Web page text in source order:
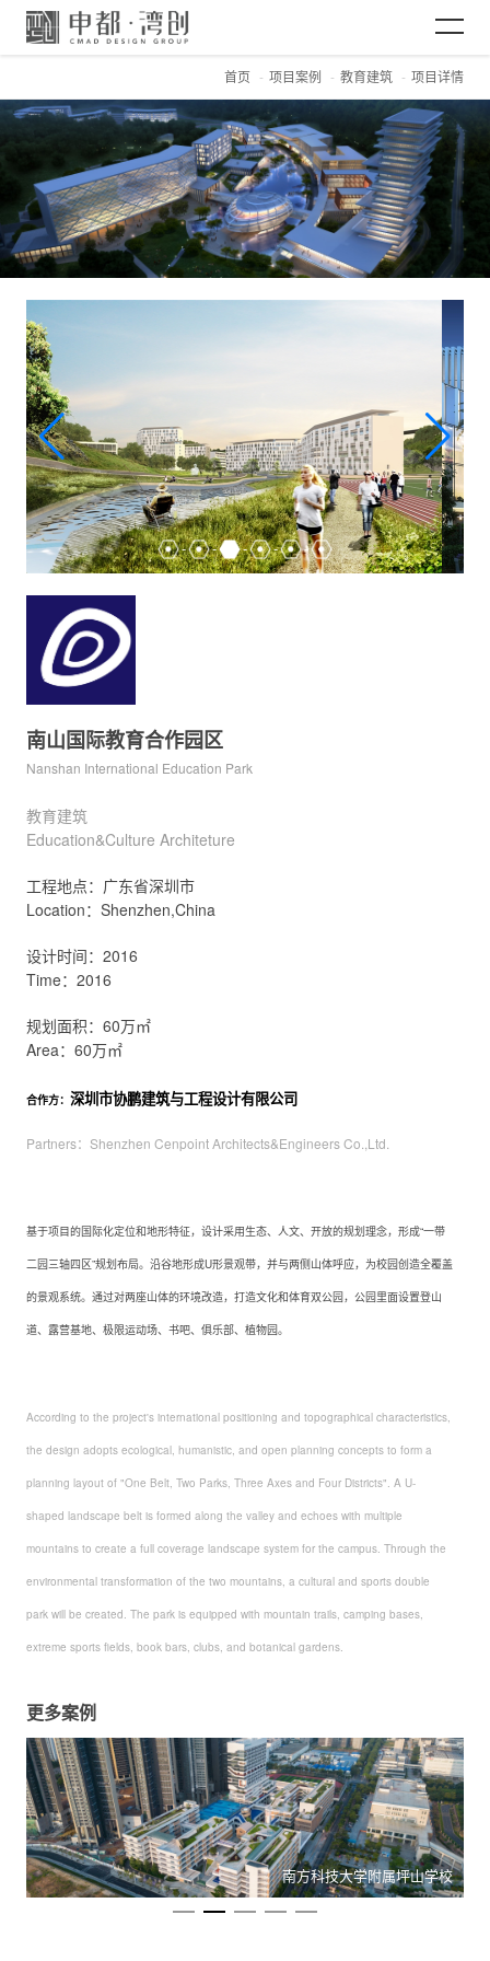
网站首页
关于CMAD
项目案例
新闻资讯
加入CMAD
首页 项目案例 教育建筑 项目详情
南山国际教育合作园区
Nanshan International Education Park
教育建筑
Education&Culture Architeture
工程地点：广东省深圳市
Location：Shenzhen,China
设计时间：2016
Time：2016
规划面积：60万㎡
Area：60万㎡
合作方： 深圳市协鹏建筑与工程设计有限公司
Partners：Shenzhen Cenpoint Architects&Engineers Co.,Ltd.
基于项目的国际化定位和地形特征，设计采用生态、人文、开放的规划理念，形成“一带
二园三轴四区”规划布局。沿谷地形成U形景观带，并与两侧山体呼应，为校园创造全覆盖
的景观系统。通过对两座山体的环境改造，打造文化和体育双公园，公园里面设置登山
道、露营基地、极限运动场、书吧、俱乐部、植物园。
According to the project's international positioning and topographical characteristics,
the design adopts ecological, humanistic, and open planning concepts to form a
planning layout of "One Belt, Two Parks, Three Axes and Four Districts". A U-
shaped landscape belt is formed along the valley and echoes with multiple
mountains to create a full coverage landscape system for the campus. Through the
environmental transformation of the two mountains, a cultural and sports double
park will be created. The park is equipped with mountain trails, camping bases,
extreme sports fields, book bars, clubs, and botanical gardens.
更多案例
南方科技大学附属坪山学校